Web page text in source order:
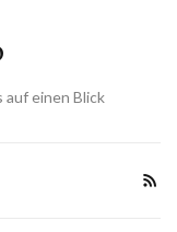
einen Blick